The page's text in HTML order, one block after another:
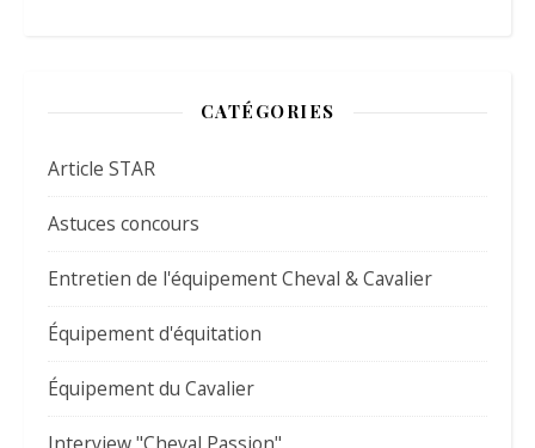
CATÉGORIES
Article STAR
Astuces concours
Entretien de l'équipement Cheval & Cavalier
Équipement d'équitation
Équipement du Cavalier